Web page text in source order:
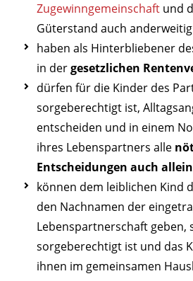
Zugewinngemeinschaft und
Güterstand auch
haben als Hinterbliebener
in dergesetzlichen
dürfen für die Kinder des
sorgeberechtigt ist,
entscheiden und in einem
ihres Lebenspartners alle
Entscheidungen auch
können dem leiblichen Kind
den Nachnamen der
Lebenspartnerschaft geben,
sorgeberechtigt ist und das
ihnen im gemeinsamen